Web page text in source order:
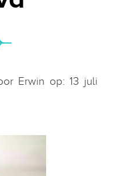
Erwin op: 13 juli